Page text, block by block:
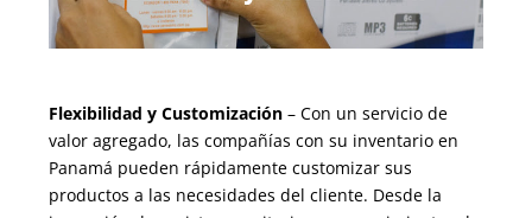
Flexibilidad y Customización – Con un servicio de
valor agregado, las compañías con su inventario en
Panamá pueden rápidamente customizar sus
productos a las necesidades del cliente. Desde la